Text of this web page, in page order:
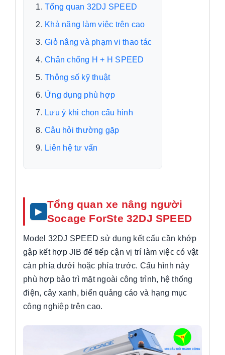
Tổng quan 32DJ SPEED
Khả năng làm việc trên cao
Giỏ nâng và phạm vi thao tác
Chân chống H + H SPEED
Thông số kỹ thuật
Ứng dụng phù hợp
Lưu ý khi chọn cấu hình
Câu hỏi thường gặp
Liên hệ tư vấn
Tổng quan xe nâng người
Socage ForSte 32DJ SPEED
Model 32DJ SPEED sử dụng kết cấu cần khớp
gập kết hợp JIB để tiếp cận vị trí làm việc có vật
cản phía dưới hoặc phía trước. Cấu hình này
phù hợp bảo trì mặt ngoài công trình, hệ thống
điện, cây xanh, biển quảng cáo và hạng mục
công nghiệp trên cao.